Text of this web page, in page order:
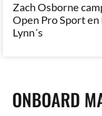
Zach Osborne
Open Pro Sport
Lynn´s
ONBOARD